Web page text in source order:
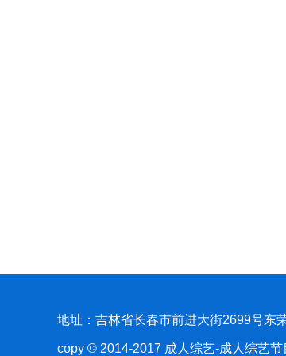
地址：吉林省长春市前进大街2699号东
copy © 2014-2017 成人综艺-成人综艺